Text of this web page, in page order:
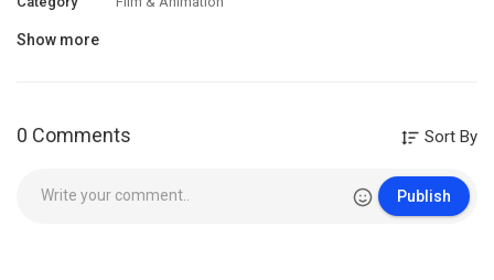
Show more
0 Comments Sort By
Publish